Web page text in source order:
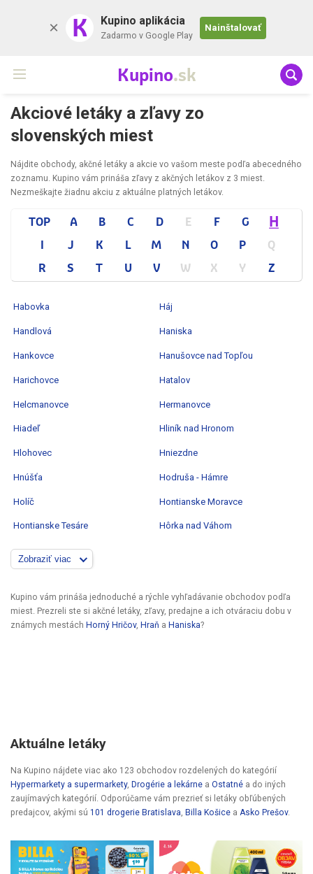
K Kupino aplikácia
Zadarmo v Google Play
Nainštalovať
Kupino.sk
Akciové letáky a zľavy zo
slovenských miest
Nájdite obchody, akčné letáky a akcie vo vašom meste podľa abecedného
zoznamu. Kupino vám prináša zľavy z akčných letákov z 3 miest.
Nezmeškajte žiadnu akciu z aktuálne platných letákov.
TOP A B C D E F G H
I J K L M N O P
Q
R
S T U V W X Y Z
Habovka Háj
Handlová Haniska
Hankovce Hanušovce nad Topľou
Harichovce Hatalov
Helcmanovce Hermanovce
Hiadeľ Hliník nad Hronom
Hlohovec Hniezdne
Hnúšťa Hodruša - Hámre
Holíč Hontianske Moravce
Hontianske Tesáre Hôrka nad Váhom
Zobraziť viac
Kupino vám prináša jednoduché a rýchle vyhľadávanie obchodov podľa
miest. Prezreli ste si akčné letáky, zľavy, predajne a ich otváraciu dobu v
známych mestách Horný Hričov, Hraň a Haniska?
Aktuálne letáky
Na Kupino nájdete viac ako 123 obchodov rozdelených do kategórií
Hypermarkety a supermarkety, Drogérie a lekárne a Ostatné a do iných
zaujímavých kategórií. Odporúčame vám prezrieť si letáky obľúbených
predajcov, akými sú 101 drogerie Bratislava Billa Košice a Asko Prešov.